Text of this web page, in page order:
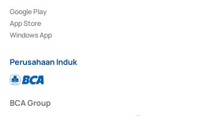
Google Play
App Store
Windows App
Perusahaan Induk
BCA Group